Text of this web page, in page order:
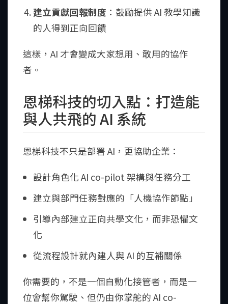
建立貢獻回報制度 ：鼓勵提供 AI 教學知識
的人得到正向回饋
這樣，AI 才會變成大家想用、敢用的協作
者。
恩梯科技的切入點：打造能
與人共飛的 AI 系統
恩梯科技不只是部署 AI，更協助企業：
設計角色化 AI co-pilot 架構與任務分工
建立與部門任務對應的「人機協作節點」
引導內部建立正向共學文化，而非恐懼文
化
從流程設計就內建人與 AI 的互補關係
你需要的，不是一個自動化接管者，而是一
位會幫你駕駛、但仍由你掌舵的 AI co-